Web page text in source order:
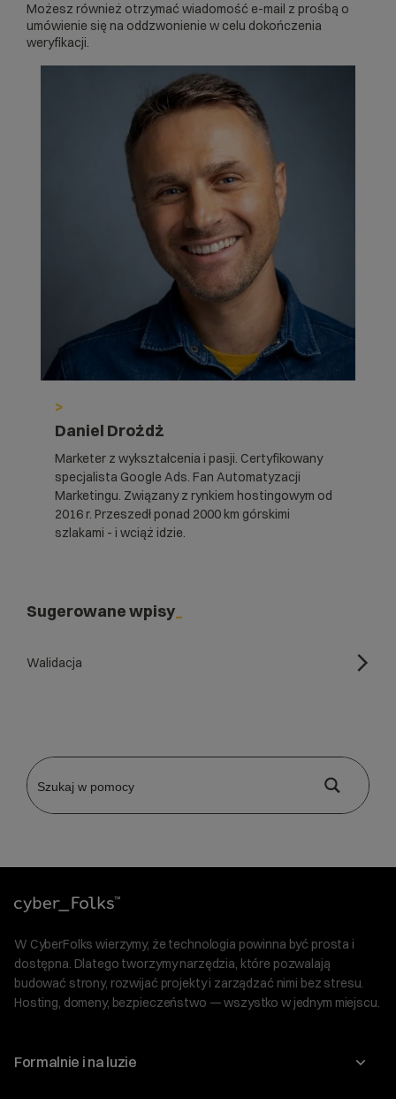
Możesz również otrzymać wiadomość e-mail z prośbą o
umówienie się na oddzwonienie w celu dokończenia
weryfikacji.
>
Daniel Drożdż
Marketer z wykształcenia i pasji. Certyfikowany
specjalista Google Ads. Fan Automatyzacji
Marketingu. Związany z rynkiem hostingowym od
2016 r. Przeszedł ponad 2000 km górskimi
szlakami - i wciąż idzie.
Sugerowane wpisy
Walidacja
W CyberFolks wierzymy, że technologia powinna być prosta i
dostępna. Dlatego tworzymy narzędzia, które pozwalają
budować strony, rozwijać projekty i zarządzać nimi bez stresu.
Hosting, domeny, bezpieczeństwo — wszystko w jednym miejscu.
Formalnie i na luzie